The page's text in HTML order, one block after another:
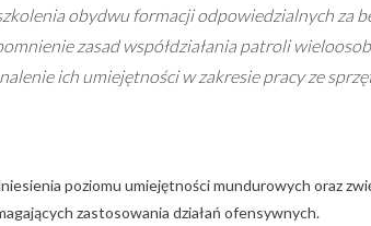
obydwu formacji odpowiedzialnych za
zasad współdziałania patroli
ich umiejętności w zakresie pracy ze
poziomu umiejętności mundurowych oraz
zastosowania działań ofensywnych.